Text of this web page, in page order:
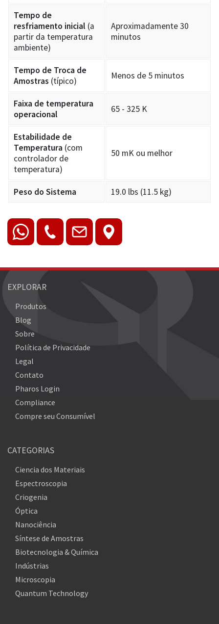
Tempo de
resfriamento inicial (a
partir da temperatura
ambiente)
Aproximadamente 30
minutos
Tempo de Troca de
Amostras (típico) Menos de 5 minutos
Faixa de temperatura
operacional
65 - 325 K
Estabilidade de
Temperatura (com
controlador de
temperatura)
50 mK ou melhor
Peso do Sistema 19.0 lbs (11.5 kg)
EXPLORAR
Produtos
Blog
Sobre
Política de Privacidade
Legal
Contato
Pharos Login
Compliance
Compre seu Consumível
CATEGORIAS
Ciencia dos Materiais
Espectroscopia
Criogenia
Óptica
Nanociência
Síntese de Amostras
Biotecnologia & Química
Indústrias
Microscopia
Quantum Technology